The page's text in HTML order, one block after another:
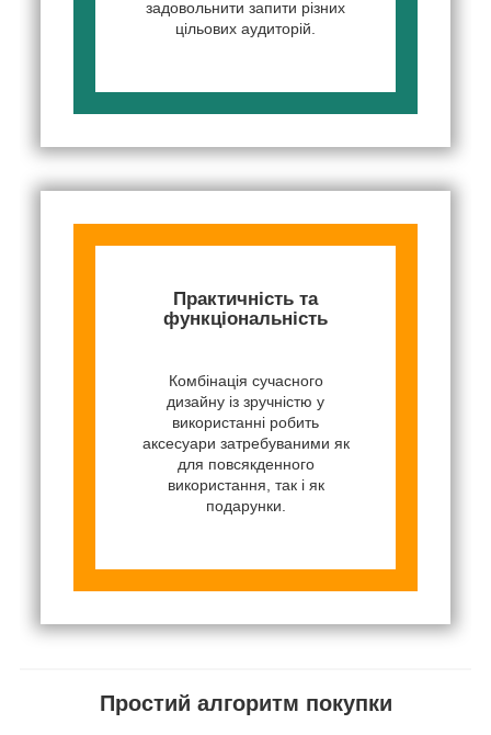
задовольнити запити різних
цільових аудиторій.
Практичність та
функціональність
Комбінація сучасного
дизайну із зручністю у
використанні робить
аксесуари затребуваними як
для повсякденного
використання, так і як
подарунки.
Простий алгоритм покупки